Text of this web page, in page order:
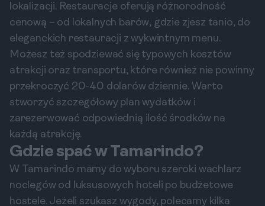
lokalizacji. Restauracje oferują różnorodność
cenową – od lokalnych barów, gdzie zjesz tanio, do
eleganckich restauracji z wykwintnym menu.
Możesz też spodziewać się typowych kosztów
atrakcji oraz transportu, które również nie powinny
przekroczyć 20-40 dolarów dziennie. Warto
stworzyć szczegółowy plan wydatków i
zarezerwować odpowiednią ilość środków na
każdą atrakcję.
Gdzie spać w Tamarindo?
W Tamarindo mamy do wyboru szeroki wachlarz
noclegów od luksusowych hoteli po budżetowe
hostele. Jeżeli szukasz wygody, polecamy kilka